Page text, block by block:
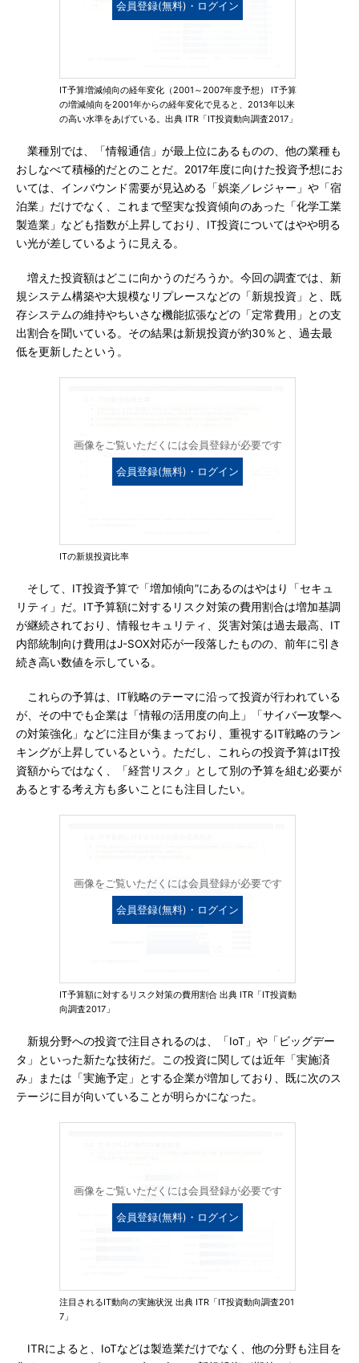
会員登録(無料)・ログイン
IT予算増減傾向の経年変化（2001～2007年度予想） IT予算
の増減傾向を2001年からの経年変化で見ると、2013年以来
の高い水準をあげている。出典 ITR「IT投資動向調査2017」
業種別では、「情報通信」が最上位にあるものの、他の業種も
おしなべて積極的だとのことだ。2017年度に向けた投資予想にお
いては、インバウンド需要が見込める「娯楽／レジャー」や「宿
泊業」だけでなく、これまで堅実な投資傾向のあった「化学工業
製造業」なども指数が上昇しており、IT投資についてはやや明る
い光が差しているように見える。
増えた投資額はどこに向かうのだろうか。今回の調査では、新
規システム構築や大規模なリプレースなどの「新規投資」と、既
存システムの維持やちいさな機能拡張などの「定常費用」との支
出割合を聞いている。その結果は新規投資が約30％と、過去最
低を更新したという。
画像をご覧いただくには会員登録が必要です
会員登録(無料)・ログイン
ITの新規投資比率
そして、IT投資予算で「増加傾向”にあるのはやはり「セキュ
リティ」だ。IT予算額に対するリスク対策の費用割合は増加基調
が継続されており、情報セキュリティ、災害対策は過去最高、IT
内部統制向け費用はJ-SOX対応が一段落したものの、前年に引き
続き高い数値を示している。
これらの予算は、IT戦略のテーマに沿って投資が行われている
が、その中でも企業は「情報の活用度の向上」「サイバー攻撃へ
の対策強化」などに注目が集まっており、重視するIT戦略のラン
キングが上昇しているという。ただし、これらの投資予算はIT投
資額からではなく、「経営リスク」として別の予算を組む必要が
あるとする考え方も多いことにも注目したい。
画像をご覧いただくには会員登録が必要です
会員登録(無料)・ログイン
IT予算額に対するリスク対策の費用割合 出典 ITR「IT投資動
向調査2017」
新規分野への投資で注目されるのは、「IoT」や「ビッグデー
タ」といった新たな技術だ。この投資に関しては近年「実施済
み」または「実施予定」とする企業が増加しており、既に次のス
テージに目が向いていることが明らかになった。
画像をご覧いただくには会員登録が必要です
会員登録(無料)・ログイン
注目されるIT動向の実施状況 出典 ITR「IT投資動向調査201
7」
ITRによると、IoTなどは製造業だけでなく、他の分野も注目を